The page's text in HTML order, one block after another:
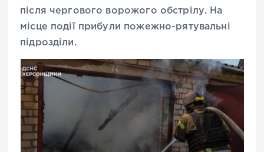
після чергового ворожого обстрілу. На
місце події прибули пожежно-рятувальні
підрозділи.